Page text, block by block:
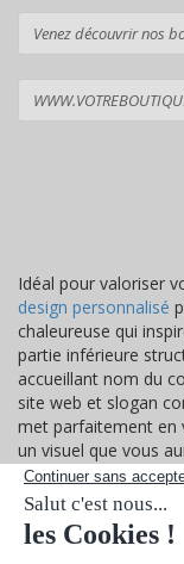
Idéal pour valoriser
design personnalisé
chaleureuse qui
partie inférieure
accueillant nom du
site web et slogan
met parfaitement en
un visuel que vous
image, illustration).
surcharge visuelle
message
renforce